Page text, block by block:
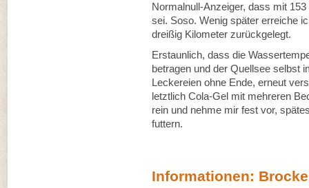
Normalnull-Anzeiger, dass mit
sei. Soso. Wenig später erreiche
dreißig Kilometer zurückgelegt.
Erstaunlich, dass die
betragen und der Quellsee selbst
Leckereien ohne Ende, erneut
letztlich Cola-Gel mit mehreren
rein und nehme mir fest vor,
futtern.
Informationen: